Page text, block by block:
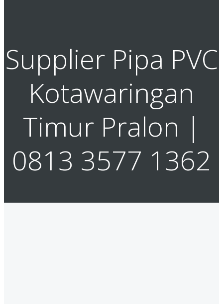
Supplier Pipa PVC
Kotawaringan
Timur Pralon |
0813 3577 1362